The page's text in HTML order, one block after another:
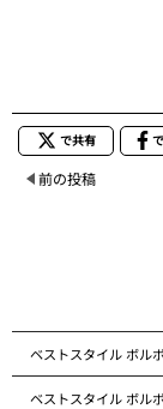
で共有
前の投稿
ベストスタイル ボル
ベストスタイル ボル